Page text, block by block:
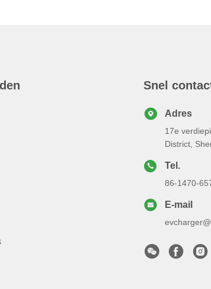
Snel
Adres
17e
District,
Tel.
86-1470-
E-mail